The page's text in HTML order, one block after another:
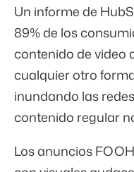
Un informe de
89%de los
contenido de video
cualquier otro
inundando las
contenido regular
Los anuncios